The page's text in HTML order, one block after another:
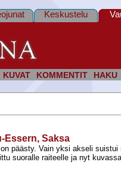
KUVAT KOMMENTIT HAKU
Keskustelu
Essern, Saksa
päästy. Vain yksi akseli suistui
suoralle raiteelle ja nyt